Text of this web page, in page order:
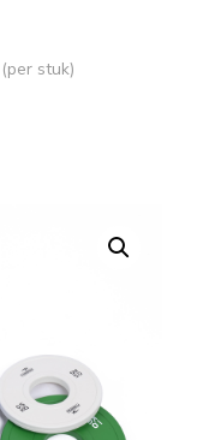
stuk)